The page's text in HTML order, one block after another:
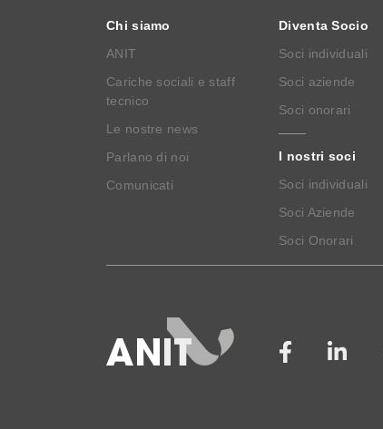
Chi siamo
ANIT
Cariche sociali e staff
tecnico
Le nostre news
Parlano di noi
Comunicati
Diventa Socio
Soci individuali
Soci aziende
Soci onorari
I nostri soci
Soci individuali
Soci Aziende
Soci Onorari